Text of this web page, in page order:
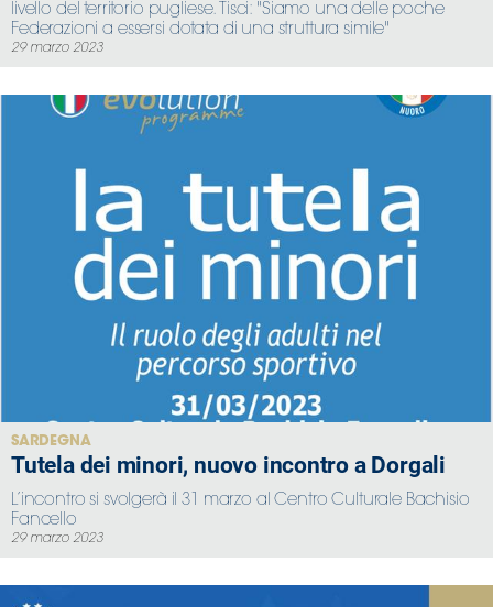
livello del territorio pugliese. Tisci: "Siamo una delle poche
Federazioni a essersi dotata di una struttura simile"
29 marzo 2023
SARDEGNA
Tutela dei minori, nuovo incontro a Dorgali
L’incontro si svolgerà il 31 marzo al Centro Culturale Bachisio
Fancello
29 marzo 2023